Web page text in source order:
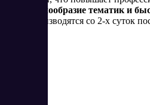
Разнообразие тематик и
производятся со 2-х суток